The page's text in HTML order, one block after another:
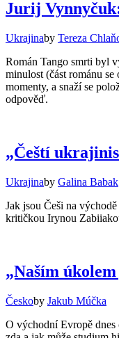
Jurij
Ukrajinaby Tereza
Román Tango smrti byl
minulost (část románu
momenty, a snaží se
odpověď.
„Čeští
Ukrajinaby Galina Babak
Jak jsou Češi na
kritičkou Irynou
„Naším
Českoby Jakub Múčka
O východní Evropě dnes